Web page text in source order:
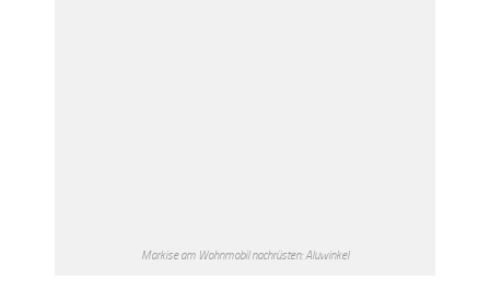
Markise am Wohnmobil nachrüsten: Aluwinkel